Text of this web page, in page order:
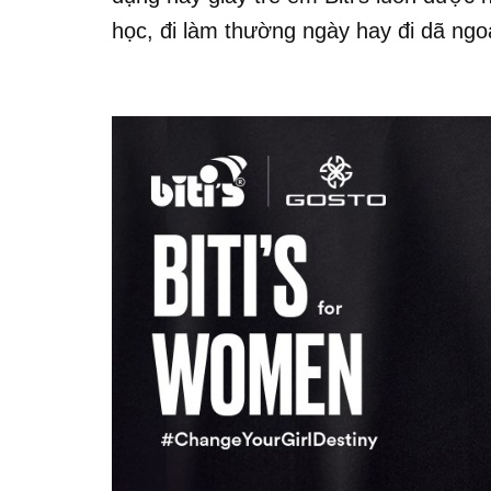
học, đi làm thường ngày hay đi dã